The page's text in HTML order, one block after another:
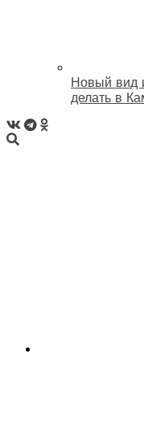
Новый вид
делать в